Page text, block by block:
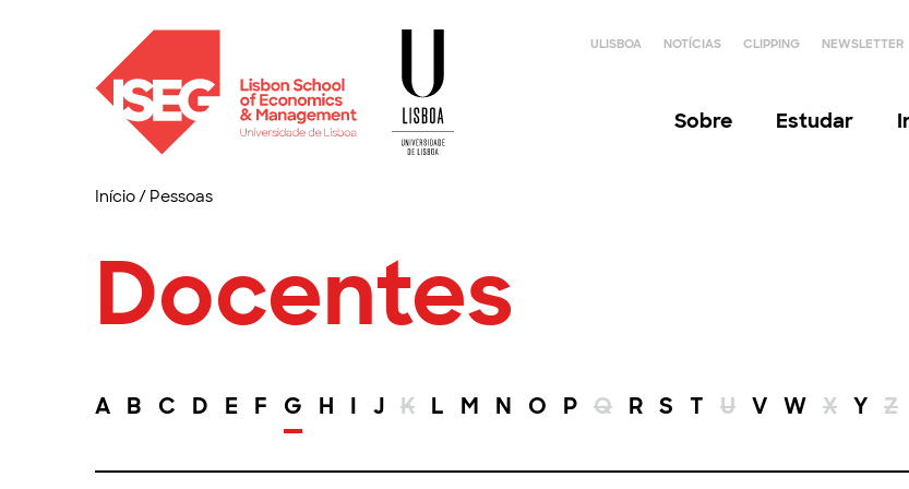
ULISBOA NOTÍCIAS CLIPPING NEWSLETTER
Sobre Estudar
Início/ Pessoas
Docentes
A B C D E F G H I J K L M N O P Q R S T U V W X Y Z